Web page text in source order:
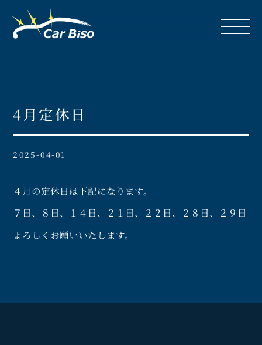
4月定休日
2025-04-01
４月の定休日は下記になります。
７日、８日、１４日、２１日、２２日、２８日、２９日
よろしくお願いいたします。